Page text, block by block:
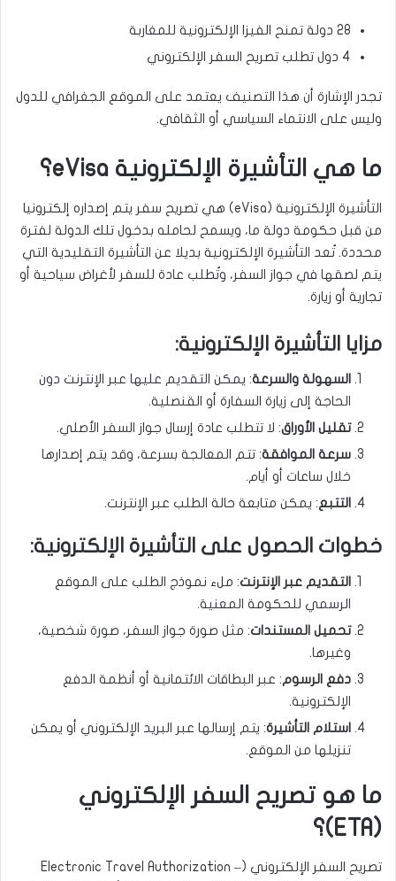
28 دولة تمنح الفيزا الإلكترونية للمغاربة
4 دول تطلب تصريح السفر الإلكتروني
تجدر الإشارة أن هذا التصنيف يعتمد على الموقع الجغرافي للدول
وليس على الانتماء السياسي أو الثقافي.
ما هي التأشيرة الإلكترونية eVisa؟
التأشيرة الإلكترونية (eVisa) هي تصريح سفر يتم إصداره إلكترونيا
من قبل حكومة دولة ما، ويسمح لحامله بدخول تلك الدولة لفترة
محددة. تُعد التأشيرة الإلكترونية بديلا عن التأشيرة التقليدية التي
يتم لصقها في جواز السفر، وتُطلب عادة للسفر لأغراض سياحية أو
تجارية أو زيارة.
مزايا التأشيرة الإلكترونية:
السهولة والسرعة: يمكن التقديم عليها عبر الإنترنت دون
الحاجة إلى زيارة السفارة أو القنصلية.
تقليل الأوراق: لا تتطلب عادة إرسال جواز السفر الأصلي.
سرعة الموافقة: تتم المعالجة بسرعة، وقد يتم إصدارها
خلال ساعات أو أيام.
التتبع: يمكن متابعة حالة الطلب عبر الإنترنت.
خطوات الحصول على التأشيرة الإلكترونية:
التقديم عبر الإنترنت: ملء نموذج الطلب على الموقع
الرسمي للحكومة المعنية.
تحميل المستندات: مثل صورة جواز السفر، صورة شخصية،
وغيرها.
دفع الرسوم: عبر البطاقات الائتمانية أو أنظمة الدفع
الإلكترونية.
استلام التأشيرة: يتم إرسالها عبر البريد الإلكتروني أو يمكن
تنزيلها من الموقع.
ما هو تصريح السفر الإلكتروني
(ETA)؟
تصريح السفر الإلكتروني (Electronic Travel Authorization –